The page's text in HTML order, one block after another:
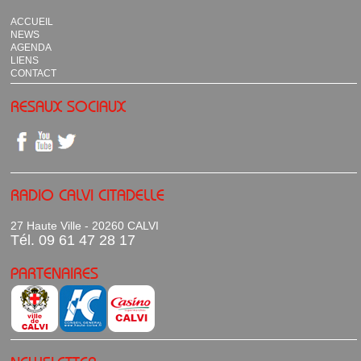
ACCUEIL
NEWS
AGENDA
LIENS
CONTACT
RESAUX SOCIAUX
RADIO CALVI CITADELLE
27 Haute Ville - 20260 CALVI
Tél. 09 61 47 28 17
PARTENAIRES